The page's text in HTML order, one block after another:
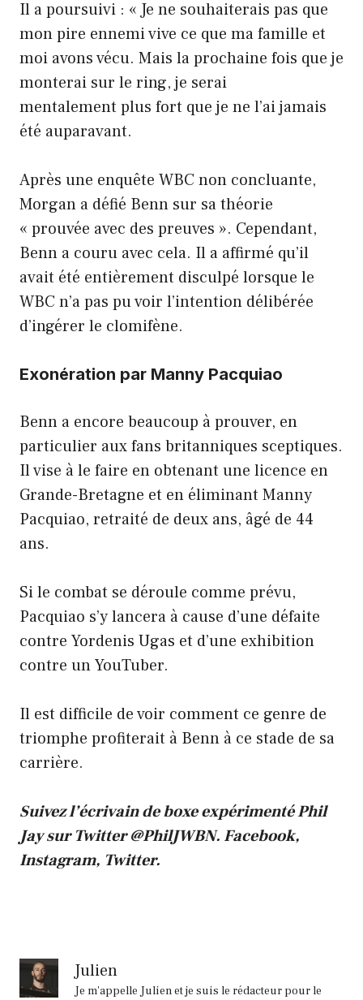
Il a poursuivi : « Je ne souhaiterais pas que
mon pire ennemi vive ce que ma famille et
moi avons vécu. Mais la prochaine fois que je
monterai sur le ring, je serai
mentalement plus fort que je ne l’ai jamais
été auparavant.
Après une enquête WBC non concluante,
Morgan a défié Benn sur sa théorie
« prouvée avec des preuves ». Cependant,
Benn a couru avec cela. Il a affirmé qu’il
avait été entièrement disculpé lorsque le
WBC n’a pas pu voir l’intention délibérée
d’ingérer le clomifène.
Exonération par Manny Pacquiao
Benn a encore beaucoup à prouver, en
particulier aux fans britanniques sceptiques.
Il vise à le faire en obtenant une licence en
Grande-Bretagne et en éliminant Manny
Pacquiao, retraité de deux ans, âgé de 44
ans.
Si le combat se déroule comme prévu,
Pacquiao s’y lancera à cause d’une défaite
contre Yordenis Ugas et d’une exhibition
contre un YouTuber.
Il est difficile de voir comment ce genre de
triomphe profiterait à Benn à ce stade de sa
carrière.
Suivez l’écrivain de boxe expérimenté Phil
Jay sur Twitter@PhilJWBN.Facebook,
Instagram, Twitter.
Julien
Je m'appelle Julien et je suis le rédacteur pour le